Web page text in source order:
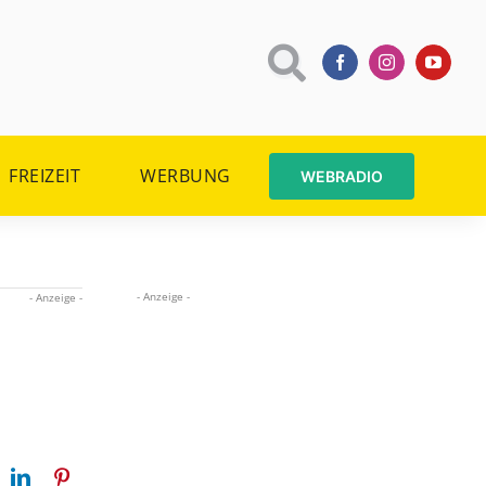
FREIZEIT WERBUNG WEBRADIO
- Anzeige -
- Anzeige -